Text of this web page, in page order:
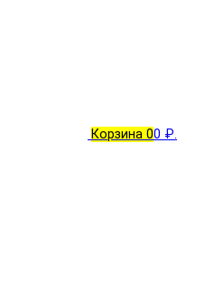
Корзина 00 ₽.